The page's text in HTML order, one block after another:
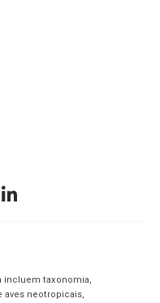
incluem taxonomia,
aves neotropicais,